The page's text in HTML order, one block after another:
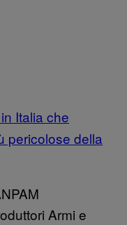
Italia che
pericolose della
Armi e